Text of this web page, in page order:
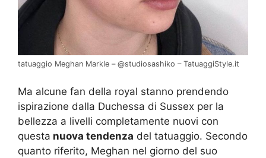
tatuaggio Meghan Markle – @studiosashiko – TatuaggiStyle.it
Ma alcune fan della royal stanno prendendo
ispirazione dalla Duchessa di Sussex per la
bellezza a livelli completamente nuovi con
questa nuova tendenza del tatuaggio. Secondo
quanto riferito, Meghan nel giorno del suo